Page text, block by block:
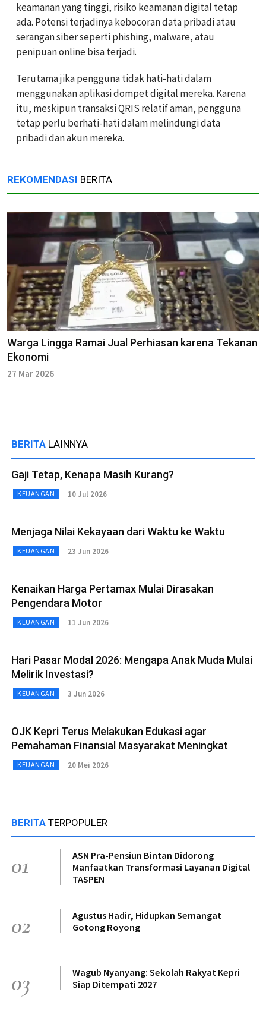
keamanan yang tinggi, risiko keamanan digital tetap
ada. Potensi terjadinya kebocoran data pribadi atau
serangan siber seperti phishing, malware, atau
penipuan online bisa terjadi.
Terutama jika pengguna tidak hati-hati dalam
menggunakan aplikasi dompet digital mereka. Karena
itu, meskipun transaksi QRIS relatif aman, pengguna
tetap perlu berhati-hati dalam melindungi data
pribadi dan akun mereka.
REKOMENDASI BERITA
Warga Lingga Ramai Jual Perhiasan karena Tekanan
Ekonomi
27 Mar 2026
BERITA LAINNYA
Gaji Tetap, Kenapa Masih Kurang?
KEUANGAN 10 Jul 2026
Menjaga Nilai Kekayaan dari Waktu ke Waktu
KEUANGAN 23 Jun 2026
Kenaikan Harga Pertamax Mulai Dirasakan
Pengendara Motor
KEUANGAN 11 Jun 2026
Hari Pasar Modal 2026: Mengapa Anak Muda Mulai
Melirik Investasi?
KEUANGAN 3 Jun 2026
OJK Kepri Terus Melakukan Edukasi agar
Pemahaman Finansial Masyarakat Meningkat
KEUANGAN 20 Mei 2026
BERITA TERPOPULER
01
ASN Pra-Pensiun Bintan Didorong
Manfaatkan Transformasi Layanan Digital
TASPEN
02
Agustus Hadir, Hidupkan Semangat
Gotong Royong
03
Wagub Nyanyang: Sekolah Rakyat Kepri
Siap Ditempati 2027